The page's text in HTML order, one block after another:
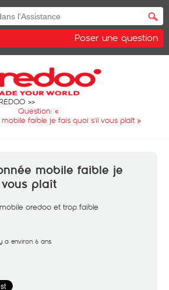
Poser une question
Question: «
faible je fais quoi s'il vous plaît »
mobile faible je
plaît
oredoo et trop faible
a environ 6 ans